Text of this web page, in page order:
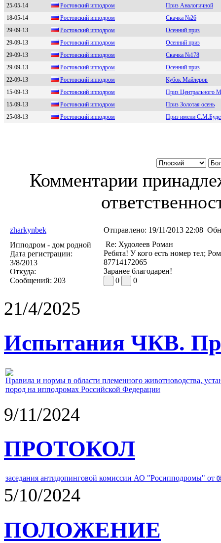
25-05-14 Ростовский ипподром
Приз Аналогичной
18-05-14
Ростовский ипподром
Скачка №26
29-09-13
Роcтовcкий ипподром
Осенний приз
29-09-13
Poстoвский иппoдpoм
Осенний приз
29-09-13
Ростовский ипподpом
Скачка №178
29-09-13
Ростовский ипподром
Осенний приз
22-09-13
Pocтoвcкий иппoдрoм
Кубок Майлеров
15-09-13
Pостовский ипподpом
Приз Центрального
15-09-13
Рoстoвский иппoдрoм
Приз Золотая осень
25-08-13
Рocтoвcкий иппoдpoм Приз имени
Комментарии
zharkynbek Отправлено: 19/11/2013 22:08
Ипподром - дом родной
Дата регистрации:
3/8/2013
Откуда:
Сообщений: 203
Re: Худолеев Роман
Ребята! У кого есть номер тел;
87714172065
Заранее благодарен!
0
0
21/4/2025
Испытания ЧКВ.
Правила и нормы в области племенного животноводства,
пород на ипподромах Российской Федерации
9/11/2024
ПРОТОКОЛ
заседания антидопинговой комиссии АО "Росипподромы" от
5/10/2024
ПОЛОЖЕНИЕ